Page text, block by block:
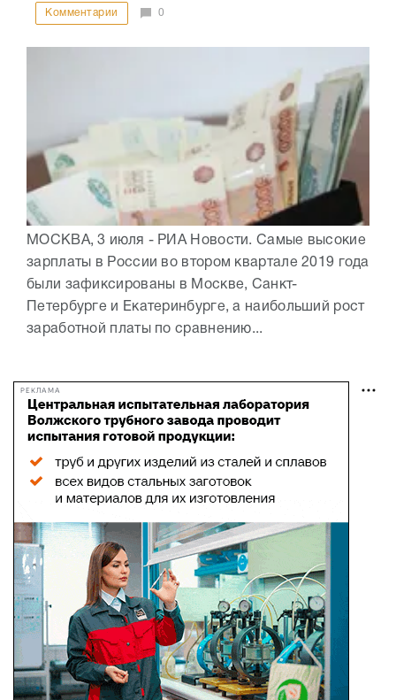
Комментарии 0
МОСКВА, 3 июля - РИА Новости. Самые высокие
зарплаты в России во втором квартале 2019 года
были зафиксированы в Москве, Санкт-
Петербурге и Екатеринбурге, а наибольший рост
заработной платы по сравнению...
РЕКЛАМА